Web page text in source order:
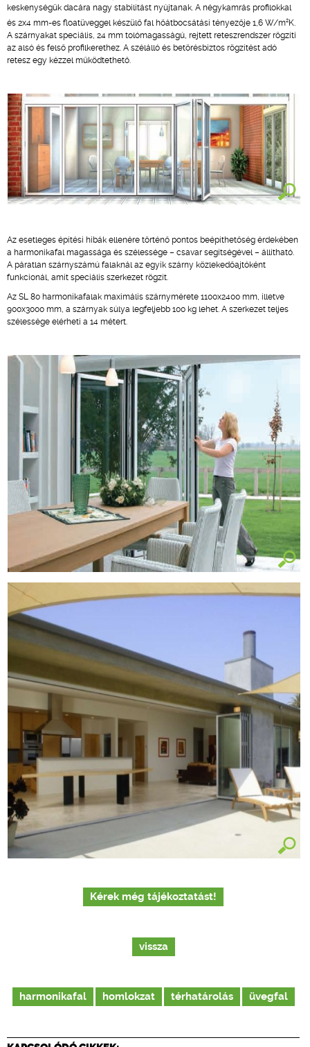
keskenységük dacára nagy stabilitást nyújtanak. A négykamrás profilokkal
és 2x4 mm-es floatüveggel készülő fal hőátbocsátási tényezője 1,6 W/m2 K.
A szárnyakat speciális, 24 mm tolómagasságú, rejtett reteszrendszer rögzíti
az alsó és felső profilkerethez. A szélálló és betörésbiztos rögzítést adó
retesz egy kézzel működtethető.
Az esetleges építési hibák ellenére történő pontos beépíthetőség érdekében
a harmonikafal magassága és szélessége – csavar segítségével – állítható.
A páratlan szárnyszámú falaknál az egyik szárny közlekedőajtóként
funkcionál, amit speciális szerkezet rögzít.
Az SL 80 harmonikafalak maximális szárnymérete 1100x2400 mm, illetve
900x3000 mm, a szárnyak súlya legfeljebb 100 kg lehet. A szerkezet teljes
szélessége elérheti a 14 métert.
Kérek még tájékoztatást!
vissza
harmonikafal homlokzat térhatárolás üvegfal